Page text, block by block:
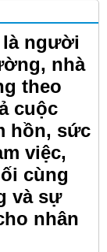
là người
nhà
theo
cuộc
hồn, sức
việc,
cùng
và sự
nhân